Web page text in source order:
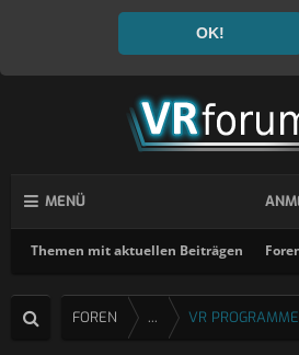
OK!
MENÜ
Themen mit aktuellen Beiträgen
FOREN ... VR